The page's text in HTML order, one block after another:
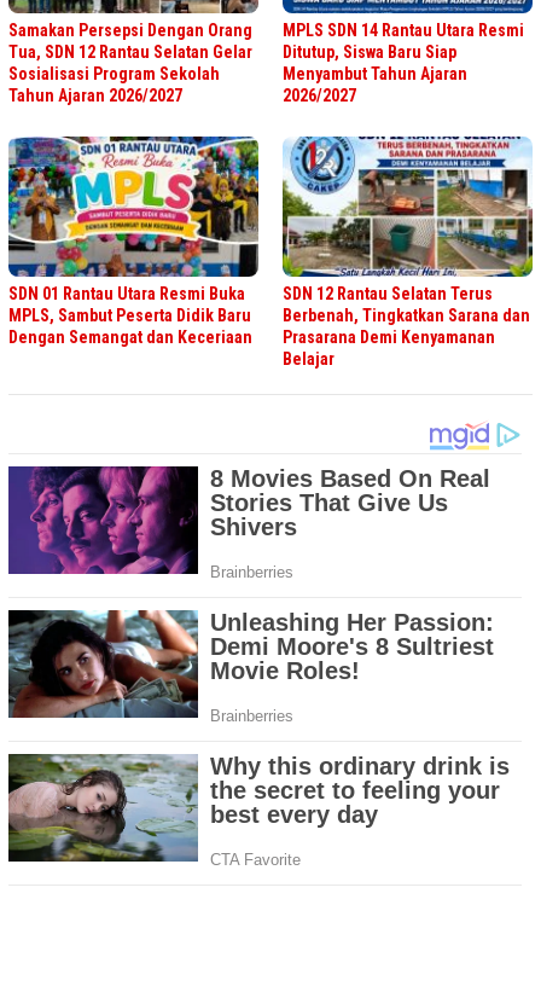
Samakan Persepsi Dengan Orang
Tua, SDN 12 Rantau Selatan Gelar
Sosialisasi Program Sekolah
Tahun Ajaran 2026/2027
MPLS SDN 14 Rantau Utara Resmi
Ditutup, Siswa Baru Siap
Menyambut Tahun Ajaran
2026/2027
SDN 01 Rantau Utara Resmi Buka
MPLS, Sambut Peserta Didik Baru
Dengan Semangat dan Keceriaan
SDN 12 Rantau Selatan Terus
Berbenah, Tingkatkan Sarana dan
Prasarana Demi Kenyamanan
Belajar